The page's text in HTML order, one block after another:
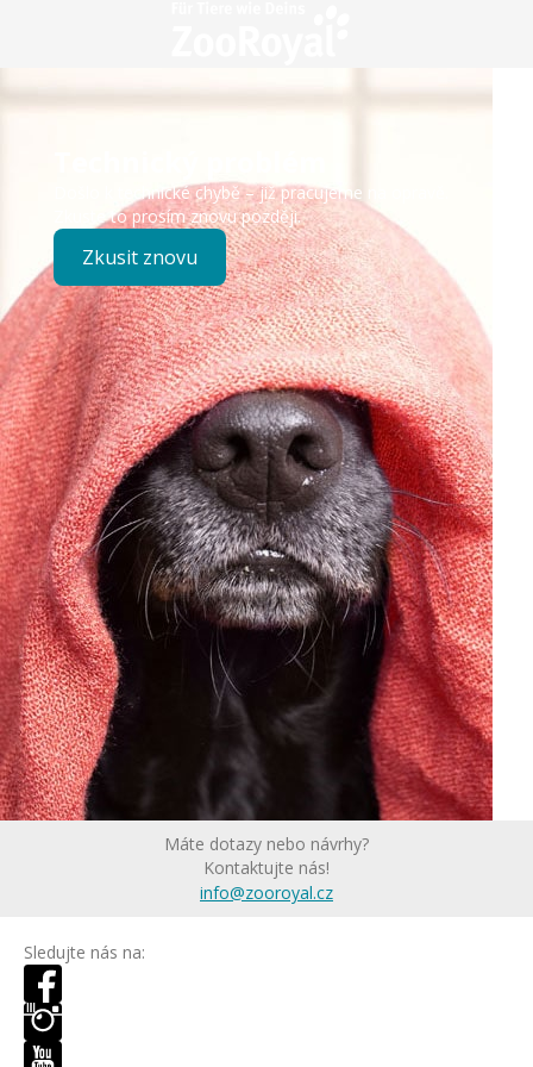
Došlo k technické chybě – již pracujeme na opravě.
Zkuste to prosím znovu později.
Zkusit znovu
Máte dotazy nebo návrhy?
Kontaktujte nás!
info@zooroyal.cz
Sledujte nás na: